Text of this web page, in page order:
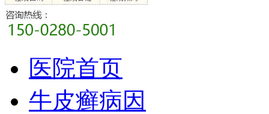
医院首页
牛皮癣病因